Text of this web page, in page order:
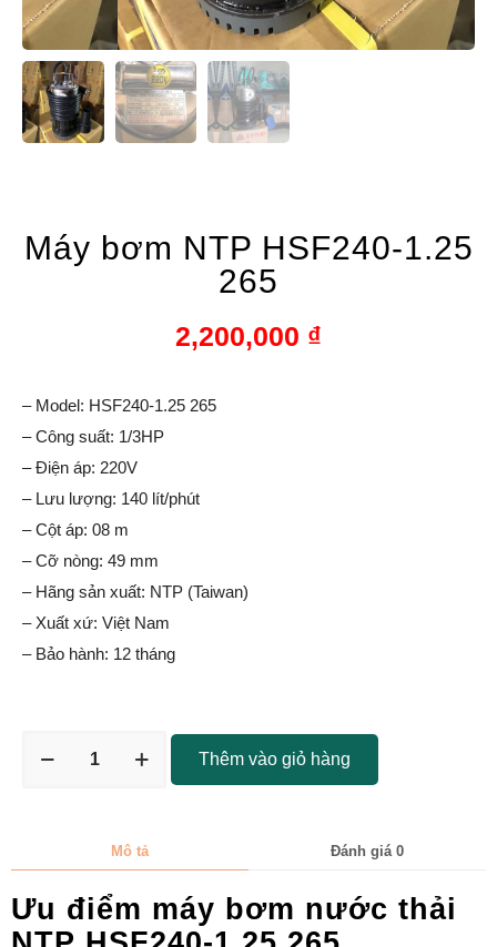
Máy bơm NTP HSF240-1.25
265
2,200,000 ₫
– Model: HSF240-1.25 265
– Công suất: 1/3HP
– Điện áp: 220V
– Lưu lượng: 140 lít/phút
– Cột áp: 08 m
– Cỡ nòng: 49 mm
– Hãng sản xuất: NTP (Taiwan)
– Xuất xứ: Việt Nam
– Bảo hành: 12 tháng
Thêm vào giỏ hàng
Mô tả Đánh giá 0
Ưu điểm máy bơm nước thải